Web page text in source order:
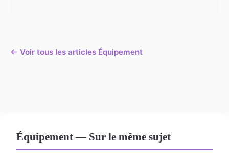
← Voir tous les articles Équipement
Équipement — Sur le même sujet